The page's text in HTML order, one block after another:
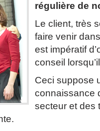
régulière de
Le client, très
faire venir
est impératif
conseil
Ceci suppose
connaissance
secteur et des